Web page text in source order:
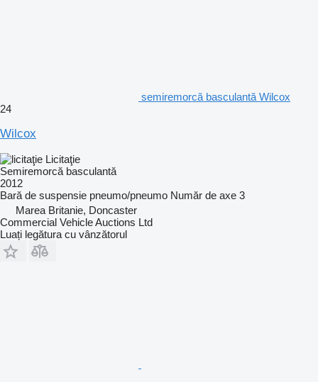
semiremorcă basculantă Wilcox
24
Wilcox
Licitaţie
Semiremorcă basculantă
2012
Bară de suspensie pneumo/pneumo Număr de axe 3
Marea Britanie, Doncaster
Commercial Vehicle Auctions Ltd
Luați legătura cu vânzătorul